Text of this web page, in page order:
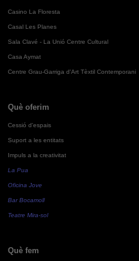
Casino La Floresta
Casal Les Planes
Sala Clavé - La Unió Centre Cultural
Casa Aymat
Centre Grau-Garriga d'Art Tèxtil Contemporani
Què oferim
Cessió d'espais
Suport a les entitats
Impuls a la creativitat
La Pua
Oficina Jove
Bar Bocamoll
Teatre Mira-sol
Què fem